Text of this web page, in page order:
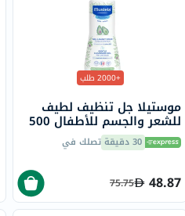
+2000 طلب
موستيلا جل تنظيف لطيف
للشعر والجسم للأطفال 500
مل 30 دقيقة تصلك في
48.87
75.75